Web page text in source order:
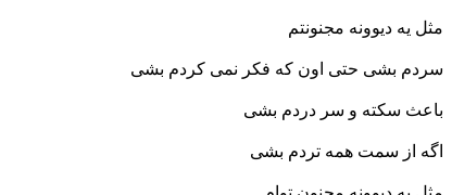
مثل یه دیوونه مجنونتم
سردم بشی حتی اون که فکر نمی کردم بشی
باعث سکته و سر دردم بشی
اگه از سمت همه تردم بشی